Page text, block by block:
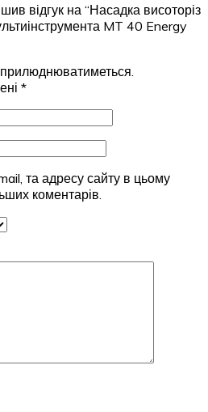
відгук на “Насадка висоторіз
MT 40 Energy
*
та адресу сайту в цьому
коментарів.